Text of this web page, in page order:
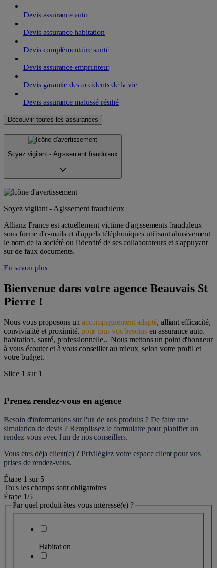
Devis assurance auto
Devis assurance habitation
Devis complémentaire santé
Devis assurance emprunteur
Devis garantie des accidents de la vie
Devis assurance malussé résilié
Découvrir toutes les assurances
Soyez vigilant - Agissement frauduleux
Soyez vigilant - Agissement frauduleux
Allianz France est actuellement victime d'agissements frauduleux
sous forme d'e-mails et d'appels téléphoniques utilisant abusivement
le nom de la société ou l'identité de ses collaborateurs et s'appuyant
sur de faux documents.
En savoir plus
Bienvenue dans votre agence Beauvais St
Pierre !
Nous vous proposons un accompagnement adapté, alliant efficacité,
convivialité et proximité, pour tous vos besoins en assurance auto,
habitation, santé, professionnelle... Nous mettons un point d'honneur
à vous écouter et à vous conseiller au mieux, selon votre profil et
votre budget.
Slide 1 sur 1
Prenez rendez-vous en agence
Besoin d'informations sur l'un de nos produits ? De faire une
simulation de devis ? Remplissez le formulaire pour planifier un
rendez-vous avec l'un de nos conseillers.
Vous êtes déjà client(e) ? Privilégiez votre espace client pour vos
prises de rendez-vous.
Étape 1 sur 5
Tous les champs sont obligatoires
Étape 1/5
Par quel produit êtes-vous intéressé(e) ?
Habitation